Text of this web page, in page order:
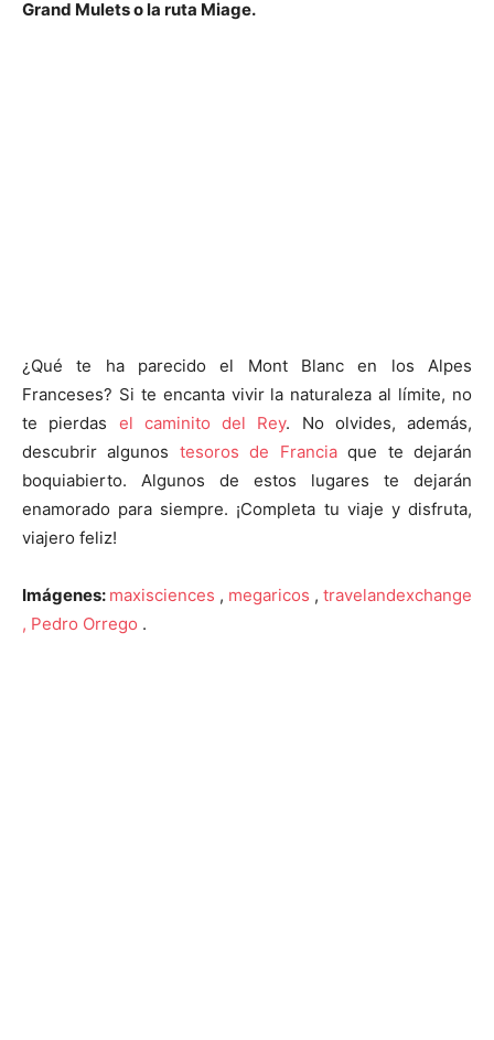
Grand Mulets o la ruta Miage.
¿Qué te ha parecido el Mont Blanc en los Alpes
Franceses? Si te encanta vivir la naturaleza al límite, no
te pierdas el caminito del Rey. No olvides, además,
descubrir algunos tesoros de Franciaque te dejarán
boquiabierto. Algunos de estos lugares te dejarán
enamorado para siempre. ¡Completa tu viaje y disfruta,
viajero feliz!
Imágenes: maxisciences , megaricos , travelandexchange
, Pedro Orrego .